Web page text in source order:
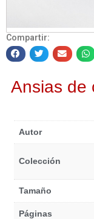
Compartir:
Ansias de
Autor
Colección
Tamaño
Páginas